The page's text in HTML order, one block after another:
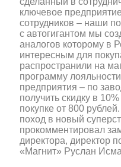
ключевое
сотрудников – наши
с автогигантом мы
аналогов которому в
интересным для
распространили на
программу
предприятия – по
получить скидку в
покупке от 800
поход в новый
прокомментировал
директора, директор
«Магнит» Руслан